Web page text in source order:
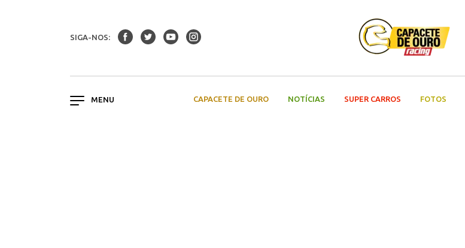
SIGA-NOS:
CAPACETE DE OURO NOTÍCIAS SUPER CARROS FOTOS